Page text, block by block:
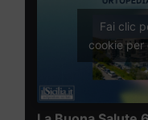
Fai clic
cookie per